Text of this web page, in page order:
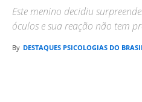
Este menino decidiu
óculos e sua reação não tem
By DESTAQUES PSICOLOGIAS DO